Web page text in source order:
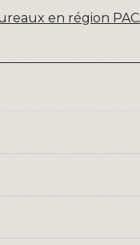
en région